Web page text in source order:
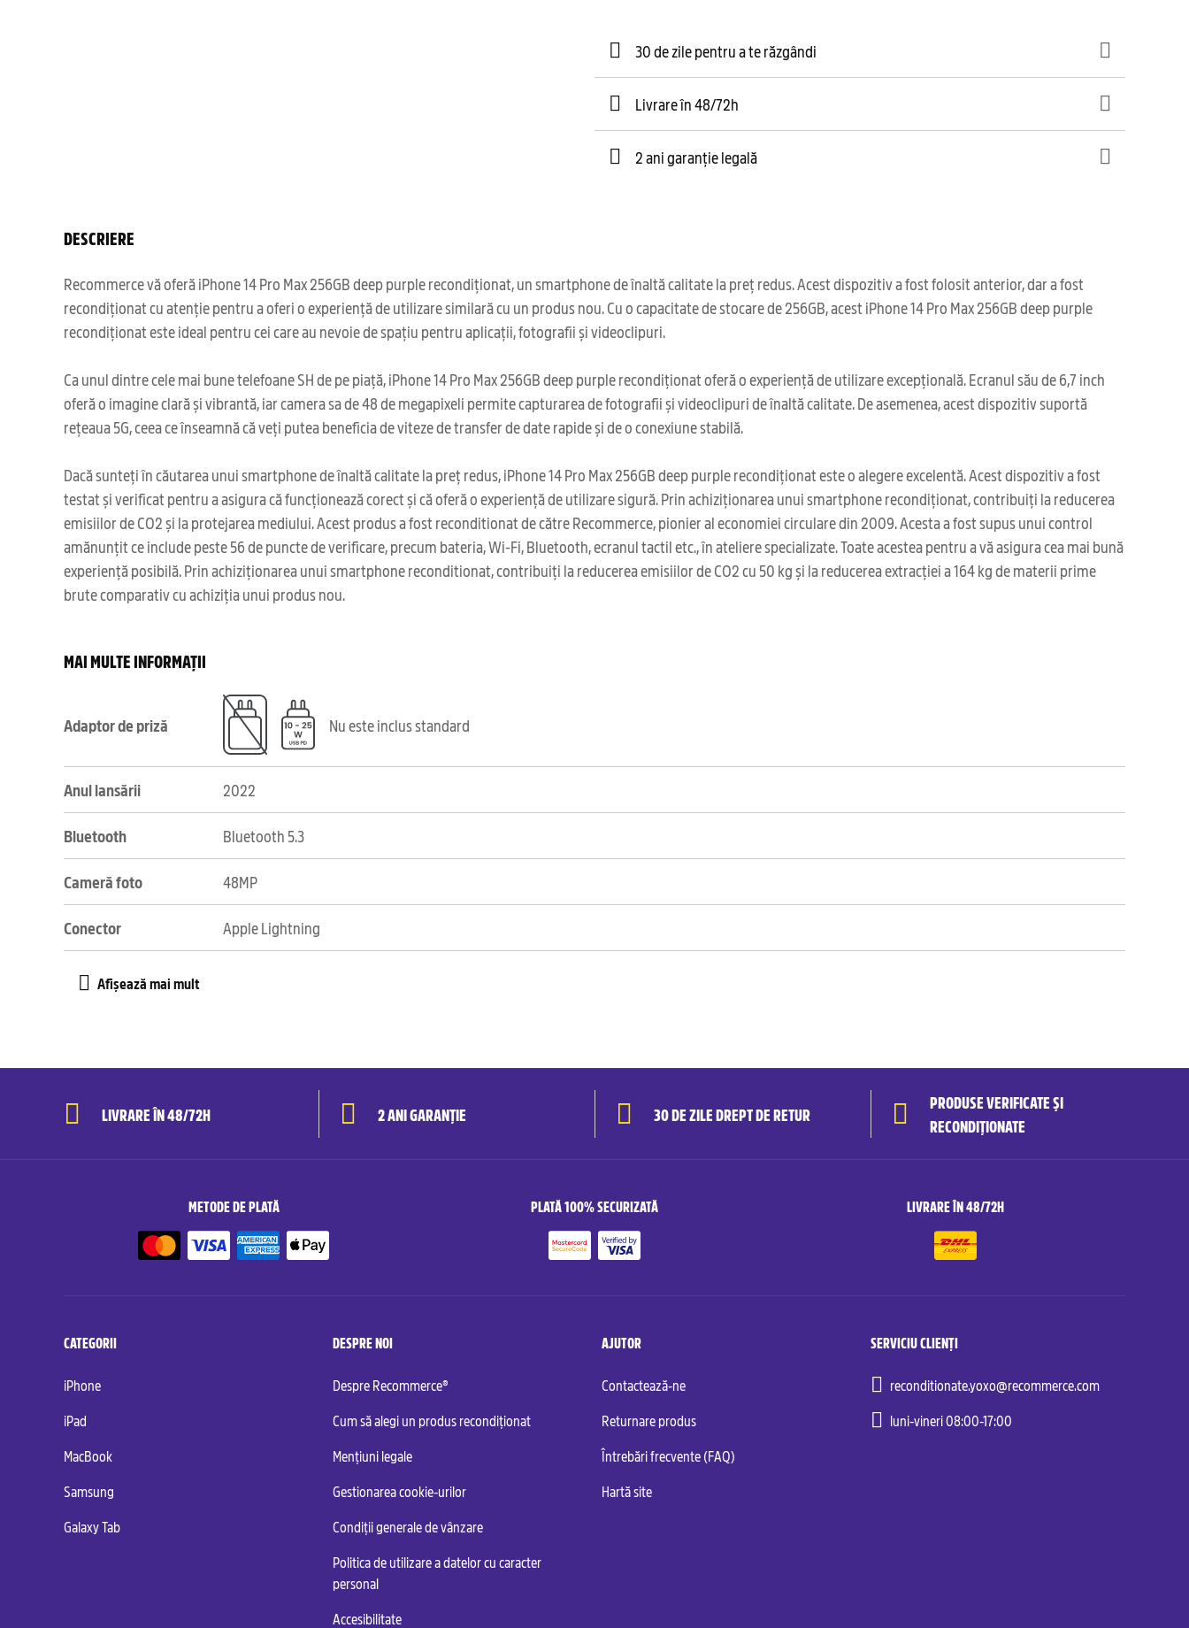
30 de zile pentru a te răzgândi
Livrare în 48/72h
2 ani garanție legală
DESCRIERE
Recommerce vă oferă iPhone 14 Pro Max 256GB deep purple recondiționat, un smartphone de înaltă calitate la preț redus. Acest dispozitiv a fost folosit anterior, dar a fost
recondiționat cu atenție pentru a oferi o experiență de utilizare similară cu un produs nou. Cu o capacitate de stocare de 256GB, acest iPhone 14 Pro Max 256GB deep purple
recondiționat este ideal pentru cei care au nevoie de spațiu pentru aplicații, fotografii și videoclipuri.
Ca unul dintre cele mai bune telefoane SH de pe piață, iPhone 14 Pro Max 256GB deep purple recondiționat oferă o experiență de utilizare excepțională. Ecranul său de 6,7 inch
oferă o imagine clară și vibrantă, iar camera sa de 48 de megapixeli permite capturarea de fotografii și videoclipuri de înaltă calitate. De asemenea, acest dispozitiv suportă
rețeaua 5G, ceea ce înseamnă că veți putea beneficia de viteze de transfer de date rapide și de o conexiune stabilă.
Dacă sunteți în căutarea unui smartphone de înaltă calitate la preț redus, iPhone 14 Pro Max 256GB deep purple recondiționat este o alegere excelentă. Acest dispozitiv a fost
testat și verificat pentru a asigura că funcționează corect și că oferă o experiență de utilizare sigură. Prin achiziționarea unui smartphone recondiționat, contribuiți la reducerea
emisiilor de CO2 și la protejarea mediului. Acest produs a fost reconditionat de către Recommerce, pionier al economiei circulare din 2009. Acesta a fost supus unui control
amănunțit ce include peste 56 de puncte de verificare, precum bateria, Wi-Fi, Bluetooth, ecranul tactil etc., în ateliere specializate. Toate acestea pentru a vă asigura cea mai bună
experiență posibilă. Prin achiziționarea unui smartphone reconditionat, contribuiți la reducerea emisiilor de CO2 cu 50 kg și la reducerea extracției a 164 kg de materii prime
brute comparativ cu achiziția unui produs nou.
MAI MULTE INFORMAȚII
Adaptor de priză Nu este inclus standard
Anul lansării 2022
Bluetooth Bluetooth 5.3
Cameră foto 48MP
Conector Apple Lightning
LIVRARE ÎN 48/72H 2 ANI GARANȚIE 30 DE ZILE DREPT DE RETUR
PRODUSE VERIFICATE ȘI
RECONDIȚIONATE
METODE DE PLATĂ PLATĂ 100% SECURIZATĂ LIVRARE ÎN 48/72H
CATEGORII
iPhone
iPad
MacBook
Samsung
Galaxy Tab
DESPRE NOI
Despre Recommerce®
Cum să alegi un produs recondiționat
Mențiuni legale
Gestionarea cookie-urilor
Condiții generale de vânzare
Politica de utilizare a datelor cu caracter
personal
Accesibilitate
AJUTOR
Contactează-ne
Returnare produs
Întrebări frecvente (FAQ)
Hartă site
SERVICIU CLIENȚI
reconditionate.yoxo@recommerce.com
luni-vineri 08:00-17:00